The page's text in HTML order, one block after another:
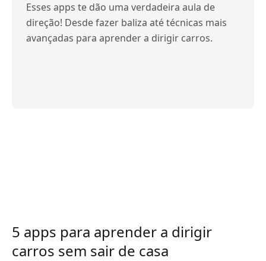
Esses apps te dão uma verdadeira aula de
direção! Desde fazer baliza até técnicas mais
avançadas para aprender a dirigir carros.
5 apps para aprender a dirigir
carros sem sair de casa